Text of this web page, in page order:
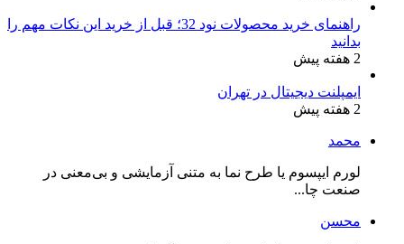
راهنمای خرید محصولات نود 32؛ قبل از خرید این نکات مهم را
بدانید
2 هفته پیش
ایمپلنت دیجیتال در تهران
2 هفته پیش
محمد
لورم ایپسوم یا طرح‌ نما به متنی آزمایشی و بی‌معنی در
صنعت چا...
محسن